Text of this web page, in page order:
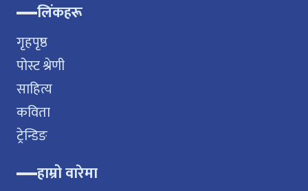
लिंकहरू
गृहपृष्ठ
पोस्ट श्रेणी
साहित्य
कविता
ट्रेन्डिङ
हाम्रो वारेमा